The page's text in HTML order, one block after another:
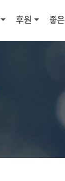
후원 좋